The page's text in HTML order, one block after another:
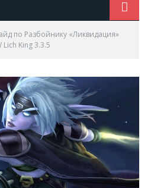
по Разбойнику «Ликвидация»
Lich King 3.3.5